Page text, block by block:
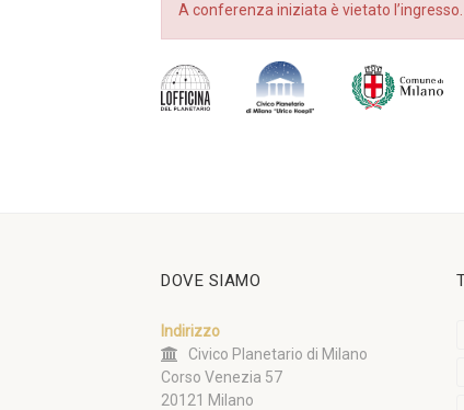
A conferenza iniziata è vietato l’ingresso.
DOVE SIAMO
Indirizzo
Civico Planetario di Milano
Corso Venezia 57
20121 Milano